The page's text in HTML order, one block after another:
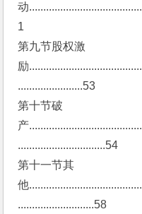
动
1
第九节股权激
励
.......................53
第十节破
产
...............................54
第十一节其
他
...........................58